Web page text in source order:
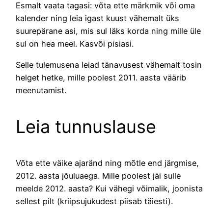
Esmalt vaata tagasi: võta ette märkmik või oma
kalender ning leia igast kuust vähemalt üks
suurepärane asi, mis sul läks korda ning mille üle
sul on hea meel. Kasvõi pisiasi.
Selle tulemusena leiad tänavusest vähemalt tosin
helget hetke, mille poolest 2011. aasta väärib
meenutamist.
Leia tunnuslause
Võta ette väike ajaränd ning mõtle end järgmise,
2012. aasta jõuluaega. Mille poolest jäi sulle
meelde 2012. aasta? Kui vähegi võimalik, joonista
sellest pilt (kriipsujukudest piisab täiesti).